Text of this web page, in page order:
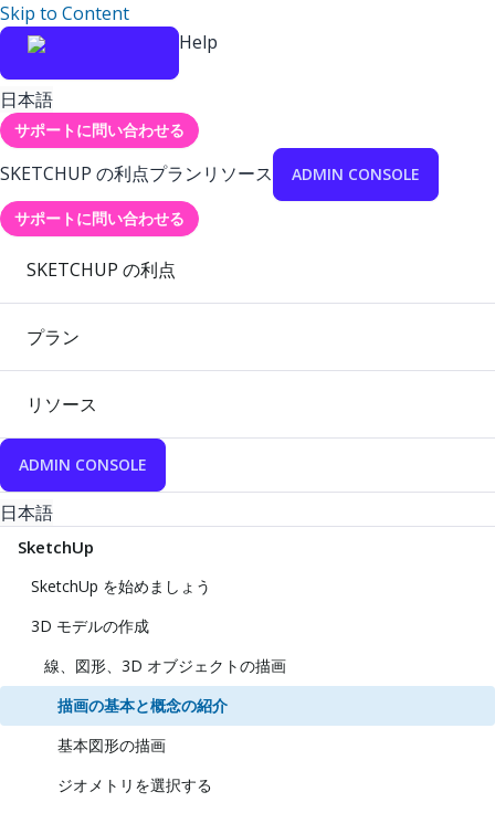
Skip to Content
Help
日本語
サポートに問い合わせる
SKETCHUP の利点プランリソース ADMIN CONSOLE
サポートに問い合わせる
SKETCHUP の利点
プラン
リソース
ADMIN CONSOLE
日本語
SketchUp
SketchUp を始めましょう
3D モデルの作成
線、図形、3D オブジェクトの描画
描画の基本と概念の紹介
基本図形の描画
ジオメトリを選択する